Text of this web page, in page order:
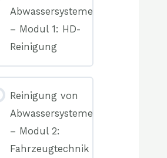
Abwassersystemen
– Modul 1: HD-
Reinigung
0%
COMPLETE
0/0
Elemente(n)
Reinigung von
Abwassersystemen
– Modul 2:
Fahrzeugtechnik